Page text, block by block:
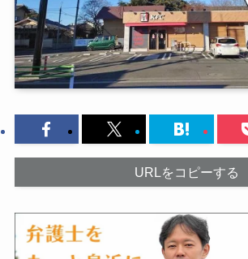
URLをコピーする